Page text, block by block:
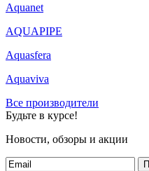
Aquanet
AQUAPIPE
Aquasfera
Aquaviva
Все производители
Будьте в курсе!
Новости, обзоры и акции